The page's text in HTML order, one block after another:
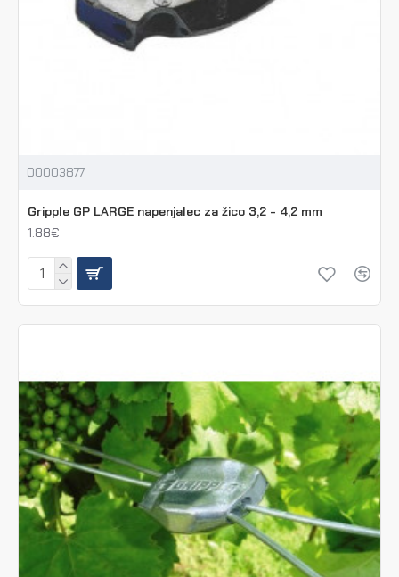
00003877
Gripple GP LARGE napenjalec za žico 3,2 - 4,2 mm
1.88€